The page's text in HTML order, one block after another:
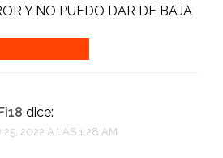
Y NO PUEDO DAR DE BAJA
dice:
25, 2022 A LAS 1:28 AM